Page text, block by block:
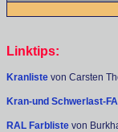
Linktips:
Kranliste von Carsten
Kran-und Schwerlast-
RAL Farbliste von